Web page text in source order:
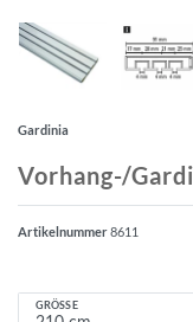
Gardinia
Vorhang-/
Artikelnummer8611
GRÖSSE